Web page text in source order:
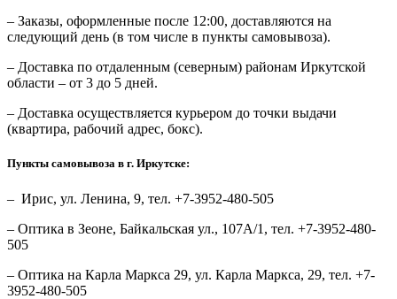
– Заказы, оформленные после 12:00, доставляются на
следующий день (в том числе в пункты самовывоза).
– Доставка по отдаленным (северным) районам Иркутской
области – от 3 до 5 дней.
– Доставка осуществляется курьером до точки выдачи
(квартира, рабочий адрес, бокс).
Пункты самовывоза в г. Иркутске:
– Ирис, ул. Ленина, 9, тел. +7-3952-480-505
– Оптика в Зеоне, Байкальская ул., 107А/1, тел. +7-3952-480-
505
– Оптика на Карла Маркса 29, ул. Карла Маркса, 29, тел. +7-
3952-480-505